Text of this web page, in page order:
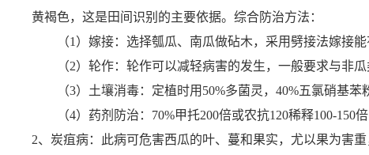
黄褐色，这是田间识别的主要依据。综合防治方法 ：
（1）嫁接：选择瓠瓜、南瓜做砧木，采用劈接法嫁接能
（2）轮作：轮作可以减轻病害的发生，一般要求与非瓜
（3）土壤消毒：定植时用50%多菌灵，40%五氯硝基苯
（4）药剂防治：70%甲托200倍或农抗120稀释100-150倍
2、 炭疽病：此病可危害西瓜的叶、蔓和果实，尤以果为害